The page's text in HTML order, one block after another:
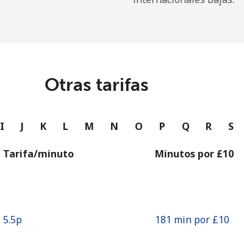
Iniciar Sesión
Continuar con
Otras tarifas
I J K L M N O P Q R S
Tarifa/minuto Minutos por ⁦£10⁩
⁦5.5p⁩ 181 min por ⁦£10⁩